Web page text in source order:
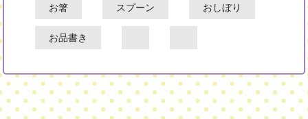
お箸 スプーン おしぼり
お品書き